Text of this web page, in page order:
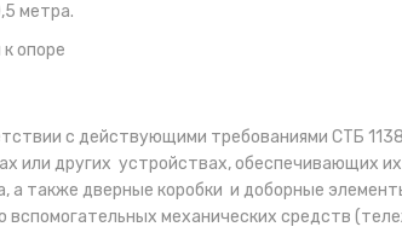
метра.
опоре
с действующими требованиями СТБ
или других устройствах, обеспечивающих
также дверные коробки и доборные
механических средств